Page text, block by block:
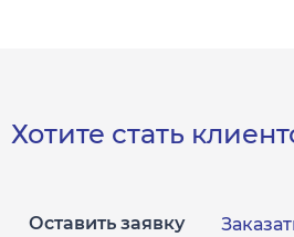
Хотите стать
Оставить заявку